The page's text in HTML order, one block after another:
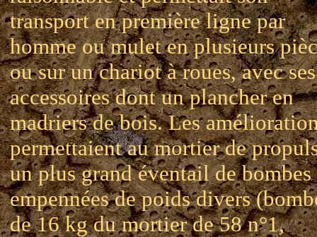
transport en première ligne par
homme ou mulet en plusieurs
ou sur un chariot à roues, avec ses
accessoires dont un plancher en
madriers de bois. Les
permettaient au mortier de
un plus grand éventail de bombes
empennées de poids divers
de 16 kg du mortier de 58 n°1,